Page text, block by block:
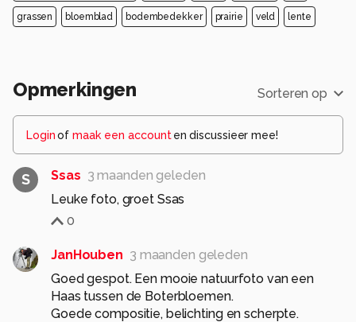
grassen bloemblad bodembedekker prairie veld lente
Opmerkingen Sorteren op
Loginof maak een account en discussieer mee!
S Ssas 3 maanden geleden
Leuke foto, groet Ssas
0
JanHouben 3 maanden geleden
Goed gespot. Een mooie natuurfoto van een
Haas tussen de Boterbloemen.
Goede compositie, belichting en scherpte.